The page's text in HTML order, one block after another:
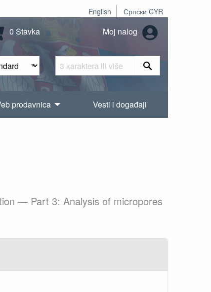
English Српски CYR
0 Stavka Moj nalog
prodavnica Vesti i događaji
— Part 3: Analysis of micropores